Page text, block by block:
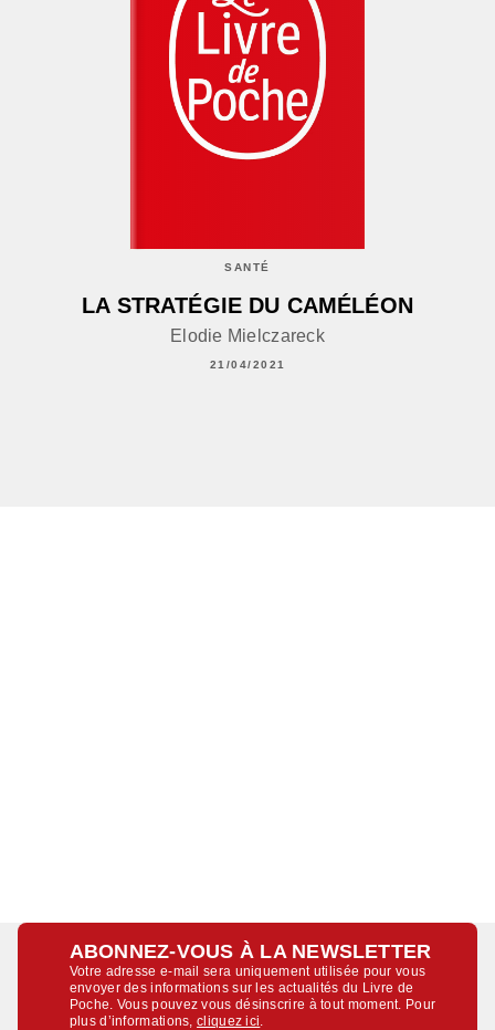
SANTÉ
LA STRATÉGIE DU CAMÉLÉON
Elodie Mielczareck
21/04/2021
ABONNEZ-VOUS À LA NEWSLETTER
Votre adresse e-mail sera uniquement utilisée pour vous
envoyer des informations sur les actualités du Livre de
Poche. Vous pouvez vous désinscrire à tout moment. Pour
plus d’informations,cliquez ici